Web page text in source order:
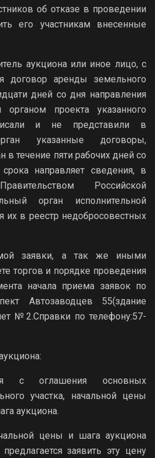
об отказе в проведении
его участникам внесенные
аукциона или иное лицо, с
договор аренды земельного
дней со дня направления
проекта указанного
и не представили в
указанные договоры,
в течение пяти рабочих дней со
направляет сведения, в
Российской
орган исполнительной
их в реестр недобросовестных
заявки, а так же иными
торгов и порядке проведения
начала приема заявок по
Автозаводцев 55(здание
№2.Справки по телефону:57-
с оглашения основных
участка, начальной цены
аукциона.
цены и шага аукциона
заявить эту цену